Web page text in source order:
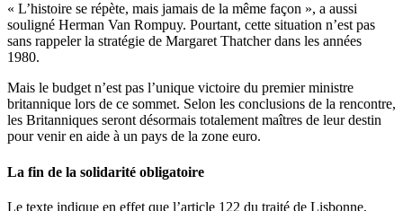
« L’histoire se répète, mais jamais de la même façon », a aussi
souligné Herman Van Rompuy. Pourtant, cette situation n’est pas
sans rappeler la stratégie de Margaret Thatcher dans les années
1980.
Mais le budget n’est pas l’unique victoire du premier ministre
britannique lors de ce sommet. Selon les conclusions de la rencontre,
les Britanniques seront désormais totalement maîtres de leur destin
pour venir en aide à un pays de la zone euro.
La fin de la solidarité obligatoire
Le texte indique en effet que l’article 122 du traité de Lisbonne,